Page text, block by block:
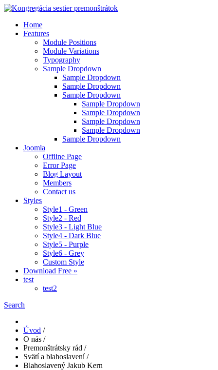
Home
Features
Module Positions
Module Variations
Typography
Sample Dropdown
Sample Dropdown
Sample Dropdown
Sample Dropdown
Sample Dropdown
Sample Dropdown
Sample Dropdown
Sample Dropdown
Sample Dropdown
Joomla
Offline Page
Error Page
Blog Layout
Members
Contact us
Styles
Style1 - Green
Style2 - Red
Style3 - Light Blue
Style4 - Dark Blue
Style5 - Purple
Style6 - Grey
Custom Style
Download Free »
test
test2
Search
Úvod /
O nás /
Premonštrátsky rád /
Svätí a blahoslavení/
Blahoslavený Jakub Kern